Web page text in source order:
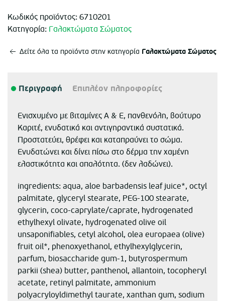
Κωδικός προϊόντος: 6710201
Κατηγορία: Γαλακτώματα Σώματος
Δείτε όλα τα προϊόντα στην κατηγορία Γαλακτώματα Σώματος
Περιγραφή Επιπλέον πληροφορίες
Ενισχυμένο με βιταμίνες Α & Ε, πανθενόλη, βούτυρο
Καριτέ, ενυδατικά και αντιγηραντικά συστατικά.
Προστατεύει, θρέφει και καταπραύνει το σώμα.
Ενυδατώνει και δίνει πίσω στο δέρμα την χαμένη
ελαστικότητα και απαλότητα. (δεν λαδώνει).
ingredients: aqua, aloe barbadensis leaf juice*, octyl
palmitate, glyceryl stearate, PEG-100 stearate,
glycerin, coco-caprylate/caprate, hydrogenated
ethylhexyl olivate, hydrogenated olive oil
unsaponifiables, cetyl alcohol, olea europaea (olive)
fruit oil*, phenoxyethanol, ethylhexylglycerin,
parfum, biosaccharide gum-1, butyrospermum
parkii (shea) butter, panthenol, allantoin, tocopheryl
acetate, retinyl palmitate, ammonium
polyacryloyldimethyl taurate, xanthan gum, sodium